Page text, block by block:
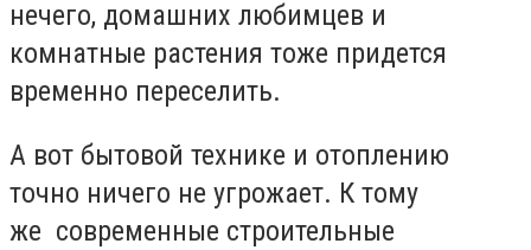
нечего, домашних любимцев и
комнатные растения тоже придется
временно переселить.
А вот бытовой технике и отоплению
точно ничего не угрожает. К тому
же современные строительные